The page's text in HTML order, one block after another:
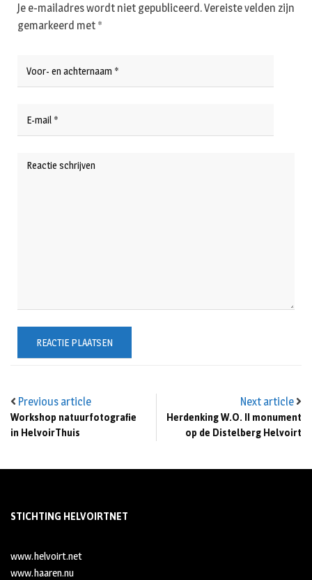
Previous article
Workshop natuurfotografie
in HelvoirThuis
Next article
Herdenking W.O. II monument
op de Distelberg Helvoirt
Je e-mailadres wordt niet gepubliceerd.Vereiste velden zijn
gemarkeerd met *
STICHTING HELVOIRTNET
www.helvoirt.net
www.haaren.nu